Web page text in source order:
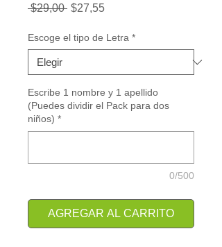
$29,00 Precio
$27,55Precio
oferta
Escoge el tipo de Letra *
Escribe 1 nombre y 1 apellido
(Puedes dividir el Pack para dos
niños) *
0/500
AGREGAR AL CARRITO